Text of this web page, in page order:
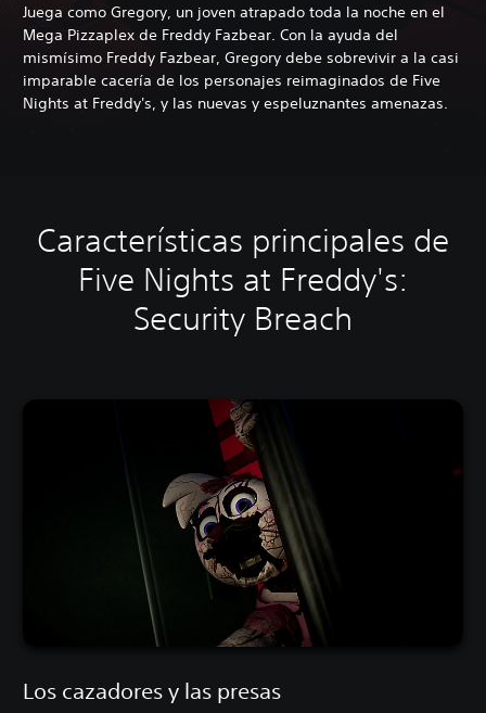
Juega como Gregory, un joven atrapado toda la noche en el
Mega Pizzaplex de Freddy Fazbear. Con la ayuda del
mismísimo Freddy Fazbear, Gregory debe sobrevivir a la casi
imparable cacería de los personajes reimaginados de Five
Nights at Freddy's, y las nuevas y espeluznantes amenazas.
Características principales de
Five Nights at Freddy's:
Security Breach
Los cazadores y las presas